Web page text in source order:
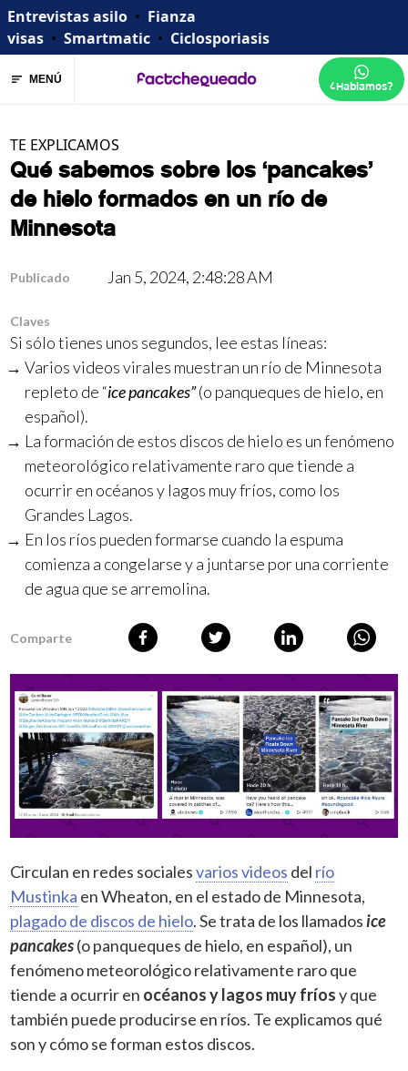
Entrevistas asilo • Fianza
visas • Smartmatic • Ciclosporiasis
MENÚ ¿Hablamos?
TE EXPLICAMOS
Qué sabemos sobre los ‘pancakes’
de hielo formados en un río de
Minnesota
Publicado Jan 5, 2024, 2:48:28 AM
Claves
Si sólo tienes unos segundos, lee estas líneas:
Varios videos virales muestran un río de Minnesota
repleto de “ice pancakes”(o panqueques de hielo, en
español).
La formación de estos discos de hielo es un fenómeno
meteorológico relativamente raro que tiende a
ocurrir en océanos y lagos muy fríos, como los
Grandes Lagos.
En los ríos pueden formarse cuando la espuma
comienza a congelarse y a juntarse por una corriente
de agua que se arremolina.
Comparte
Circulan en redes socialesvarios videos del río
Mustinka en Wheaton, en el estado de Minnesota,
plagado de discos de hielo. Se trata de los llamadosice
pancakes(o panqueques de hielo, en español), un
fenómeno meteorológico relativamente raro que
tiende a ocurrir en océanos y lagos muy fríosy que
también puede producirse en ríos. Te explicamos qué
son y cómo se forman estos discos.